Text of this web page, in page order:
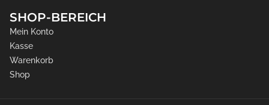
SHOP-BEREICH
Mein Konto
Kasse
Warenkorb
Shop